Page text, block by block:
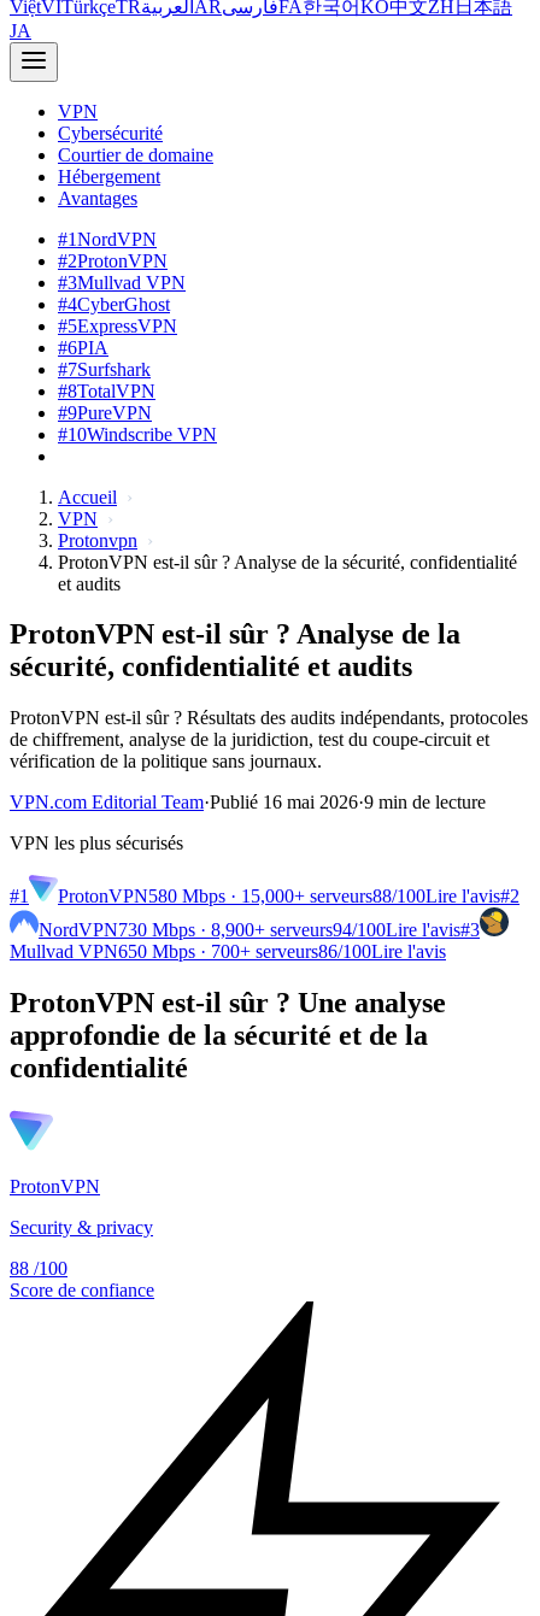
ViệtVITürkçeTRالعربية ARفارسیFA한국어KO中文ZH 日本語
JA
VPN
Cybersécurité
Courtier de domaine
Hébergement
Avantages
#1NordVPN
#2ProtonVPN
#3Mullvad VPN
#4CyberGhost
#5ExpressVPN
#6PIA
#7Surfshark
#8TotalVPN
#9PureVPN
#10Windscribe VPN
Accueil
VPN
Protonvpn
ProtonVPN est-il sûr ? Analyse de la sécurité, confidentialité
et audits
ProtonVPN est-il sûr ? Analyse de la
sécurité, confidentialité et audits
ProtonVPN est-il sûr ? Résultats des audits indépendants, protocoles
de chiffrement, analyse de la juridiction, test du coupe-circuit et
vérification de la politique sans journaux.
VPN.com Editorial Team·Publié 16 mai 2026·9 min de lecture
VPN les plus sécurisés
#1 ProtonVPN580 Mbps · 15,000+ serveurs88/100Lire l'avis#2
NordVPN730 Mbps · 8,900+ serveurs94/100Lire l'avis#3
Mullvad VPN650 Mbps · 700+ serveurs86/100Lire l'avis
ProtonVPN est-il sûr ? Une analyse
approfondie de la sécurité et de la
confidentialité
ProtonVPN
Security & privacy
88 /100
Score de confiance